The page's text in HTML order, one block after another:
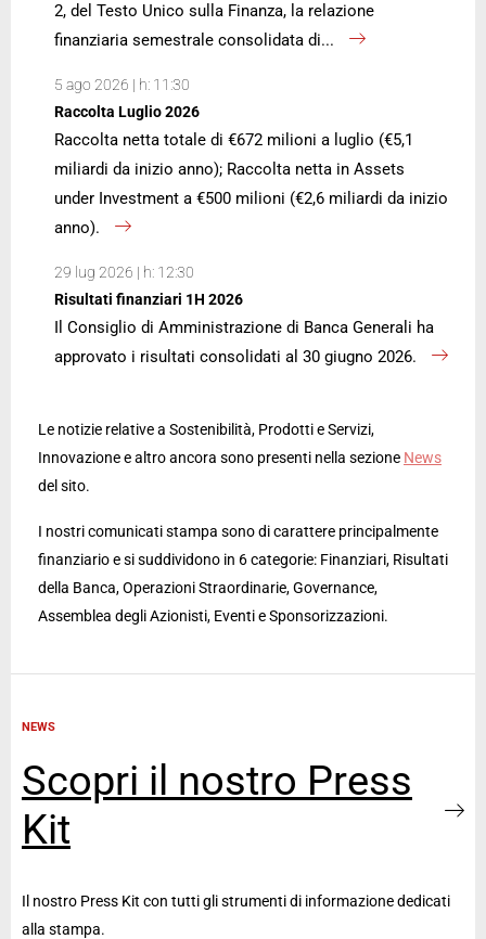
2, del Testo Unico sulla Finanza, la relazione
finanziaria semestrale consolidata di...
5 ago 2026 | h: 11:30
Raccolta Luglio 2026
Raccolta netta totale di €672 milioni a luglio (€5,1
miliardi da inizio anno); Raccolta netta in Assets
under Investment a €500 milioni (€2,6 miliardi da inizio
anno).
29 lug 2026 | h: 12:30
Risultati finanziari 1H 2026
Il Consiglio di Amministrazione di Banca Generali ha
approvato i risultati consolidati al 30 giugno 2026.
Le notizie relative a Sostenibilità, Prodotti e Servizi,
Innovazione e altro ancora sono presenti nella sezione News
del sito.
I nostri comunicati stampa sono di carattere principalmente
finanziario e si suddividono in 6 categorie: Finanziari, Risultati
della Banca, Operazioni Straordinarie, Governance,
Assemblea degli Azionisti, Eventi e Sponsorizzazioni.
NEWS
Scopri il nostro Press
Kit
Il nostro Press Kit con tutti gli strumenti di informazione dedicati
alla stampa.